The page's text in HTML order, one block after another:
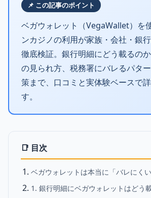
📌 この記事のポイント
ベガウォレット（VegaWallet）を
ンカジノの利用が家族・会社・銀
徹底検証。銀行明細にどう載るの
の見られ方、税務署にバレるパタ
策まで、口コミと実体験ベースで
す。
📑 目次
ベガウォレットは本当に「バレにく
1. 銀行明細にベガウォレットはどう